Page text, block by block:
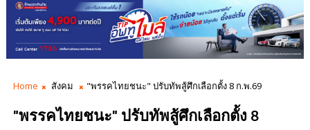
Home สังคม "พรรคไทยชนะ" ปรับทัพสู้ศึกเลือกตั้ง 8 ก.พ.69
"พรรคไทยชนะ" ปรับทัพสู้ศึกเลือกตั้ง 8